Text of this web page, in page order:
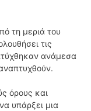
τη μεριά του
τις
ανάμεσα
όρους και
υπάρξει μια